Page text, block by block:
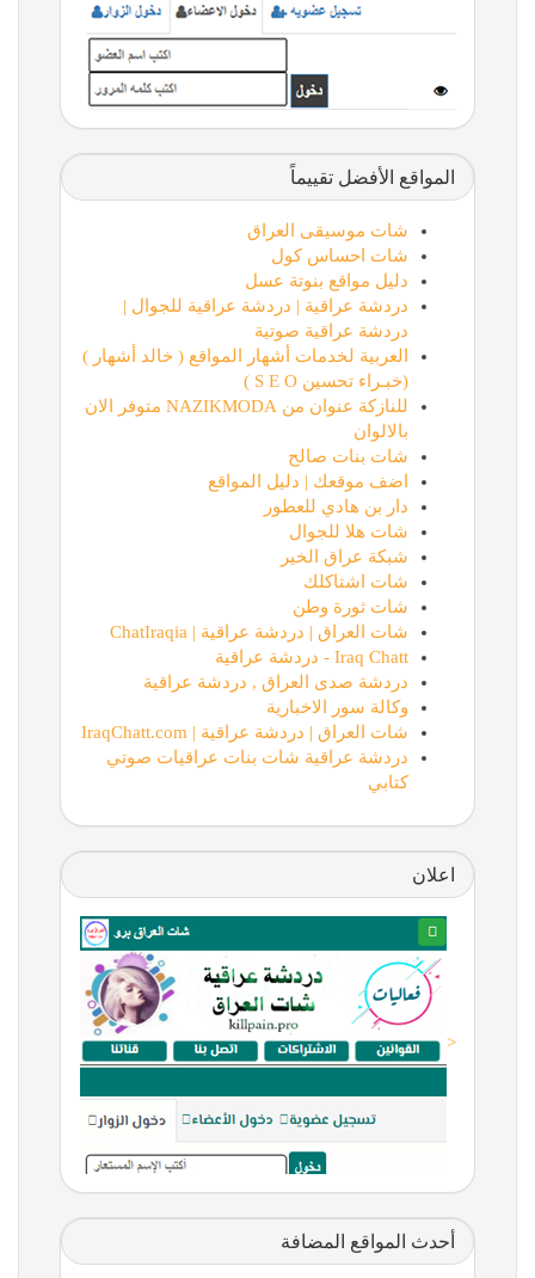
المواقع الأفضل تقييماً
شات موسيقى العراق
شات احساس كول
دليل مواقع بنوتة عسل
دردشة عراقية | دردشة عراقية للجوال |
دردشة عراقية صوتية
العربية لخدمات أشهار المواقع ( خالد أشهار )
(خبـراء تحسين S E O )
للنازكة عنوان من NAZIKMODA متوفر الان
بالالوان
شات بنات صالح
اضف موقعك | دليل المواقع
دار بن هادي للعطور
شات هلا للجوال
شبكة عراق الخير
شات اشتاكلك
شات ثورة وطن
شات العراق | دردشة عراقية | ChatIraqia
Iraq Chatt - دردشة عراقية
دردشة صدى العراق , دردشة عراقية
وكالة سور الاخبارية
شات العراق | دردشة عراقية | IraqChatt.com
دردشة عراقية شات بنات عراقيات صوتي
كتابي
اعلان
<
أحدث المواقع المضافة